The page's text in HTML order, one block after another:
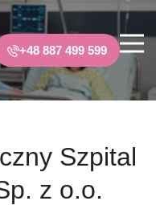
+48 887 499 599
Szpital
z o.o.